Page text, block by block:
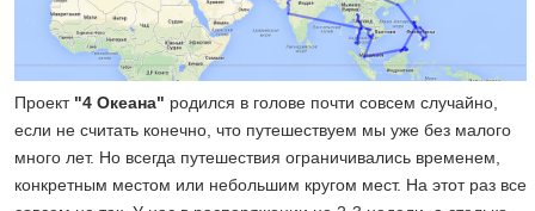
Проект "4 Океана" родился в голове почти совсем случайно,
если не считать конечно, что путешествуем мы уже без малого
много лет. Но всегда путешествия ограничивались временем,
конкретным местом или небольшим кругом мест. На этот раз все